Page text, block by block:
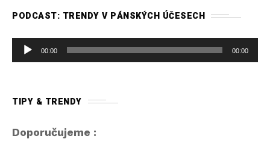
PODCAST: TRENDY V PÁNSKÝCH ÚČESECH
u
p
00:00 00:00
TIPY & TRENDY
Doporučujeme :